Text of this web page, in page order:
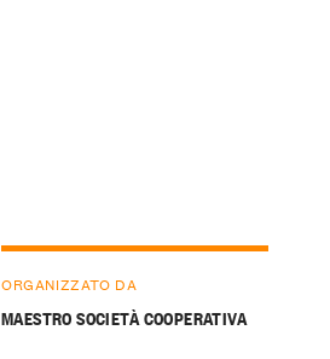
ORGANIZZATO DA
MAESTRO SOCIETÀ COOPERATIVA